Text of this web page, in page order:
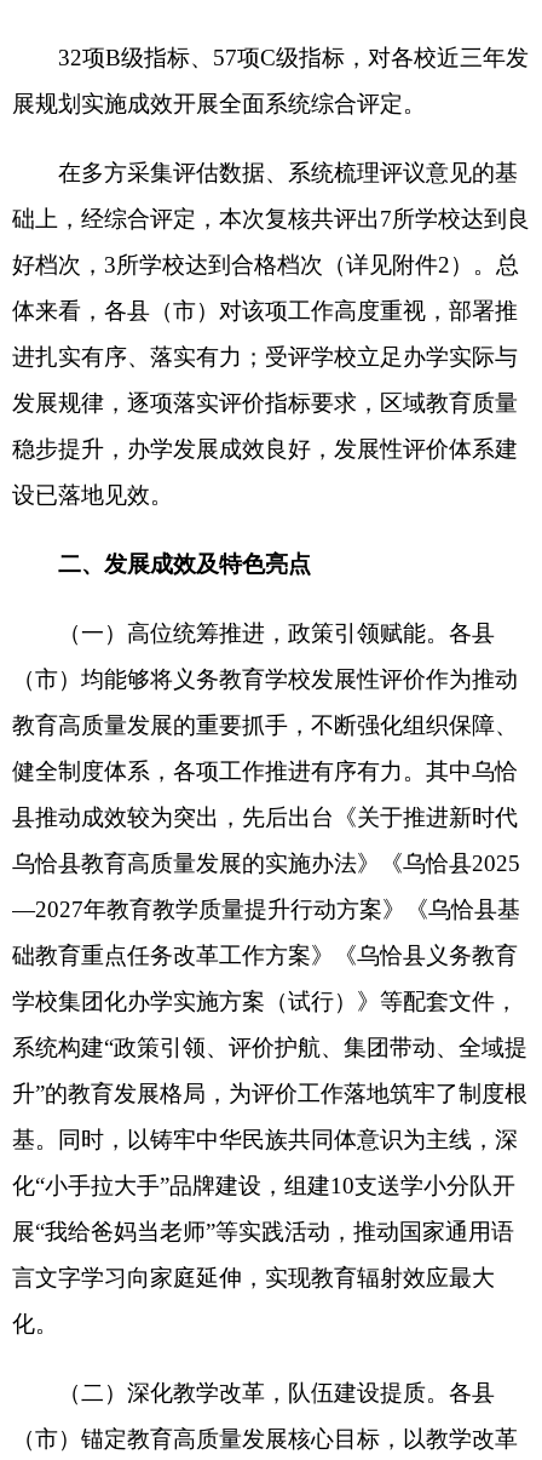
（市）均能够将义务教育学校发展性评价作为推动
教育高质量发展的重要抓手，不断强化组织保障、
健全制度体系，各项工作推进有序有力。其中乌恰
乌恰县教育高质量发展的实施办法》《乌恰县2025
—2027年教育教学质量提升行动方案》《乌恰县基
础教育重点任务改革工作方案》《乌恰县义务教育
学校集团化办学实施方案（试行）》等配套文件，
系统构建“政策引领、评价护航、集团带动、全域提
基。同时，以铸牢中华民族共同体意识为主线，深
展“我给爸妈当老师”等实践活动，推动国家通用语
言文字学习向家庭延伸，实现教育辐射效应最大
化。
（二）深化教学改革，队伍建设提质。各县
（市）锚定教育高质量发展核心目标，以教学改革
提质、教师队伍赋能为抓手，形成了一批可复制、
养体系与校园足球“四级赛事体系”，阿图什市松他
克镇温吐萨克小学斩获2025年全国青少年足球邀请
赛、新疆希望小学足球季总决赛双冠军，并获得“哥
德堡杯”世界青少年足球锦标赛参赛资格，实现我州
全国性赛事夺冠重大突破；全州学生体质健康优良
坦小学构建“师德引领+分层培育”教师成长体系，通
过青蓝工程、骨干教师培育等项目搭建成长平台，
近年超50%专任教师荣获市级及以上表彰，队伍建
设成效初显。阿合奇县深化“锡奇协作”，搭建线上
培训、课题研究、工作室引领等多维成长平台，组
余名教师参加“AI赋能课堂质量提升”联合培训，同
步组织31名学生赴无锡参加人工智能研学活动；以